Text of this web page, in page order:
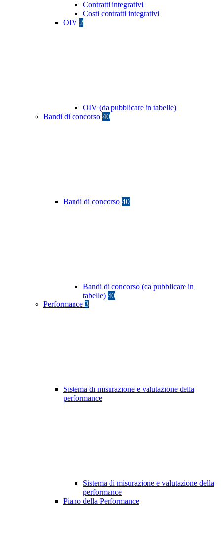
Contratti integrativi
Costi contratti integrativi
OIV 2
OIV (da pubblicare in tabelle)
Bandi di concorso 40
Bandi di concorso 40
Bandi di concorso (da pubblicare in
tabelle) 40
Performance 3
Sistema di misurazione e valutazione della
performance
Sistema di misurazione e valutazione della
performance
Piano della Performance